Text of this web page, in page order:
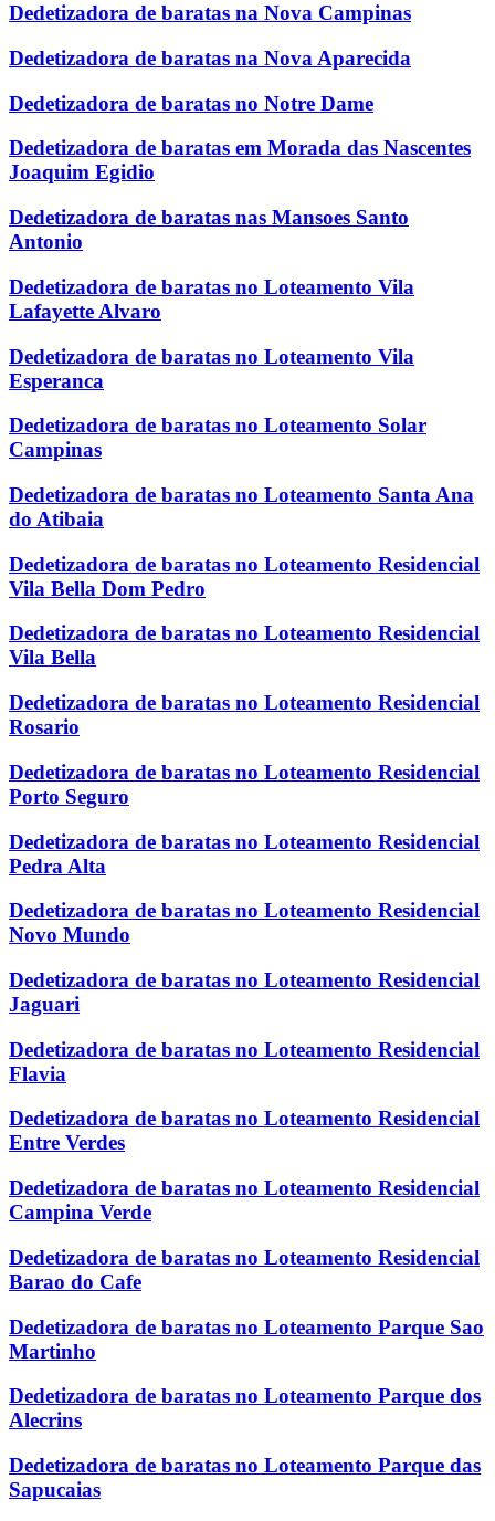
Dedetizadora de baratas na Nova Campinas
Dedetizadora de baratas na Nova Aparecida
Dedetizadora de baratas no Notre Dame
Dedetizadora de baratas em Morada das Nascentes
Joaquim Egidio
Dedetizadora de baratas nas Mansoes Santo
Antonio
Dedetizadora de baratas no Loteamento Vila
Lafayette Alvaro
Dedetizadora de baratas no Loteamento Vila
Esperanca
Dedetizadora de baratas no Loteamento Solar
Campinas
Dedetizadora de baratas no Loteamento Santa Ana
do Atibaia
Dedetizadora de baratas no Loteamento Residencial
Vila Bella Dom Pedro
Dedetizadora de baratas no Loteamento Residencial
Vila Bella
Dedetizadora de baratas no Loteamento Residencial
Rosario
Dedetizadora de baratas no Loteamento Residencial
Porto Seguro
Dedetizadora de baratas no Loteamento Residencial
Pedra Alta
Dedetizadora de baratas no Loteamento Residencial
Novo Mundo
Dedetizadora de baratas no Loteamento Residencial
Jaguari
Dedetizadora de baratas no Loteamento Residencial
Flavia
Dedetizadora de baratas no Loteamento Residencial
Entre Verdes
Dedetizadora de baratas no Loteamento Residencial
Campina Verde
Dedetizadora de baratas no Loteamento Residencial
Barao do Cafe
Dedetizadora de baratas no Loteamento Parque Sao
Martinho
Dedetizadora de baratas no Loteamento Parque dos
Alecrins
Dedetizadora de baratas no Loteamento Parque das
Sapucaias